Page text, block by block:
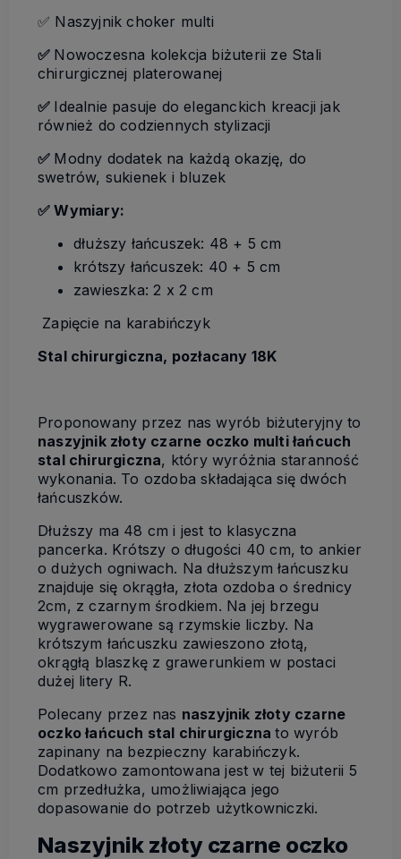
✅ Naszyjnik choker multi
✅ Nowoczesna kolekcja biżuterii ze Stali
chirurgicznej platerowanej
✅ Idealnie pasuje do eleganckich kreacji jak
również do codziennych stylizacji
✅ Modny dodatek na każdą okazję, do
swetrów, sukienek i bluzek
✅ Wymiary:
dłuższy łańcuszek: 48 + 5 cm
krótszy łańcuszek: 40 + 5 cm
zawieszka: 2 x 2 cm
Zapięcie na karabińczyk
Stal chirurgiczna, pozłacany 18K
Proponowany przez nas wyrób biżuteryjny to
naszyjnik złoty czarne oczko multi łańcuch
stal chirurgiczna, który wyróżnia staranność
wykonania. To ozdoba składająca się dwóch
łańcuszków.
Dłuższy ma 48 cm i jest to klasyczna
pancerka. Krótszy o długości 40 cm, to ankier
o dużych ogniwach. Na dłuższym łańcuszku
znajduje się okrągła, złota ozdoba o średnicy
2cm, z czarnym środkiem. Na jej brzegu
wygrawerowane są rzymskie liczby. Na
krótszym łańcuszku zawieszono złotą,
okrągłą blaszkę z grawerunkiem w postaci
dużej litery R.
Polecany przez nas naszyjnik złoty czarne
oczko łańcuch stal chirurgicznato wyrób
zapinany na bezpieczny karabińczyk.
Dodatkowo zamontowana jest w tej biżuterii 5
cm przedłużka, umożliwiająca jego
dopasowanie do potrzeb użytkowniczki.
Naszyjnik złoty czarne oczko